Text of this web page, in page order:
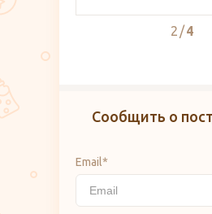
2 4
Сообщить о
Email*